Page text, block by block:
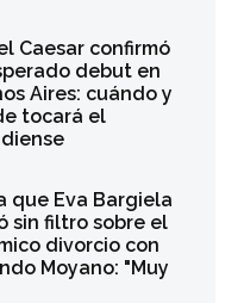
Caesar confirmó
debut en
Aires: cuándo y
tocará el
que Eva Bargiela
sin filtro sobre el
divorcio con
Moyano: "Muy